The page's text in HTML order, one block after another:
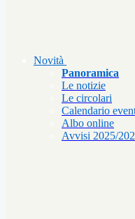
Novità
Panoramica
Le notizie
Le circolari
Calendario
Albo online
Avvisi 2025/